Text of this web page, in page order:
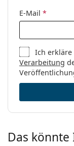
Code:
E-Mail *
Ich
Verarbeitung
Das